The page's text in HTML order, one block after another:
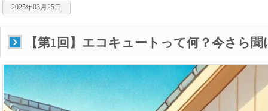
2025年03月25日
【第1回】エコキュートって何？今さら